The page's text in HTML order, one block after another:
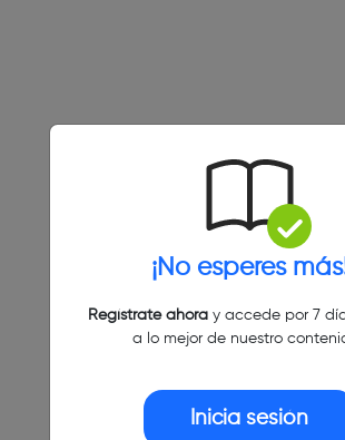
¡No esperes
Regístrate ahoray accede por 7
a lo mejor de nuestro
Inicia sesión